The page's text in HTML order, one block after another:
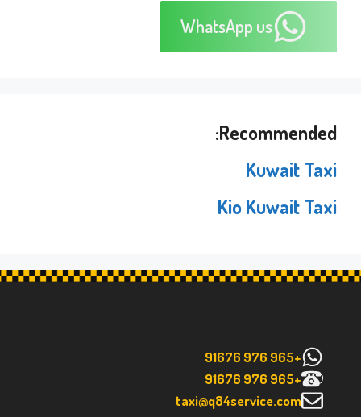
WhatsApp us
Recommended:
Kuwait Taxi
Kio Kuwait Taxi
+965 976 91676
+965 976 91676
taxi@q84service.com